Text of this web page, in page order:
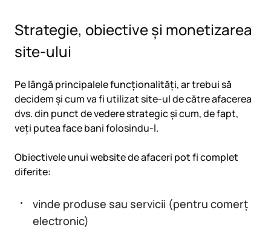
Strategie, obiective și monetizarea
site-ului
Pe lângă principalele funcționalități, ar trebui să
decidem și cum va fi utilizat site-ul de către afacerea
dvs. din punct de vedere strategic și cum, de fapt,
veți putea face bani folosindu-l.
Obiectivele unui website de afaceri pot fi complet
diferite:
vinde produse sau servicii (pentru comerț
electronic)